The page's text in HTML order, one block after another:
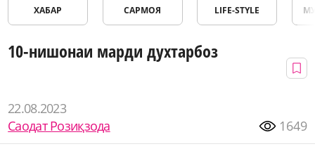
ХАБАР САРМОЯ LIFE-STYLE
10-нишонаи марди духтарбоз
22.08.2023
Саодат Розиқзода
1649